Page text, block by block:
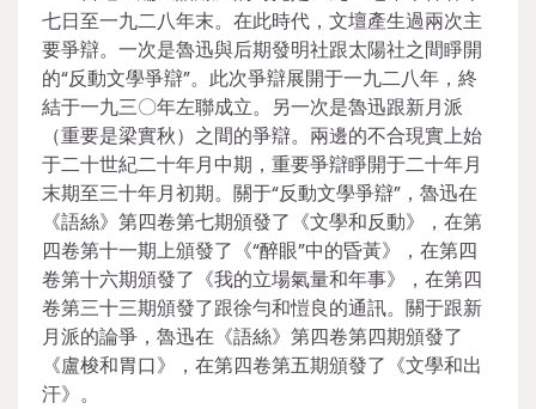
七日至一九二八年末。在此時代，文壇產生過兩次主
要爭辯。一次是魯迅與后期發明社跟太陽社之間睜開
的“反動文學爭辯”。此次爭辯展開于一九二八年，終
結于一九三〇年左聯成立。另一次是魯迅跟新月派
（重要是梁實秋）之間的爭辯。兩邊的不合現實上始
于二十世紀二十年月中期，重要爭辯睜開于二十年月
末期至三十年月初期。關于“反動文學爭辯”，魯迅在
《語絲》第四卷第七期頒發了《文學和反動》，在第
四卷第十一期上頒發了《“醉眼”中的昏黃》，在第四
卷第十六期頒發了《我的立場氣量和年事》，在第四
卷第三十三期頒發了跟徐勻和愷良的通訊。關于跟新
月派的論爭，魯迅在《語絲》第四卷第四期頒發了
《盧梭和胃口》，在第四卷第五期頒發了《文學和出
汗》。